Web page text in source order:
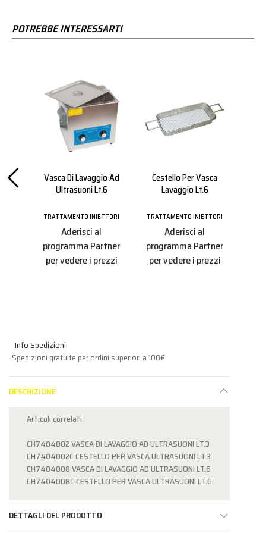
POTREBBE INTERESSARTI
Vasca Di Lavaggio Ad
Ultrasuoni Lt.6
TRATTAMENTO INIETTORI
Aderisci al
programma Partner
per vedere i prezzi
Cestello Per Vasca
Lavaggio Lt.6
TRATTAMENTO INIETTORI
Aderisci al
programma Partner
per vedere i prezzi
Info Spedizioni
Spedizioni gratuite per ordini superiori a 100€
DESCRIZIONE
Articoli correlati:
CH7404002 VASCA DI LAVAGGIO AD ULTRASUONI LT.3
CH7404002C CESTELLO PER VASCA ULTRASUONI LT.3
CH7404008 VASCA DI LAVAGGIO AD ULTRASUONI LT.6
CH7404008C CESTELLO PER VASCA ULTRASUONI LT.6
DETTAGLI DEL PRODOTTO